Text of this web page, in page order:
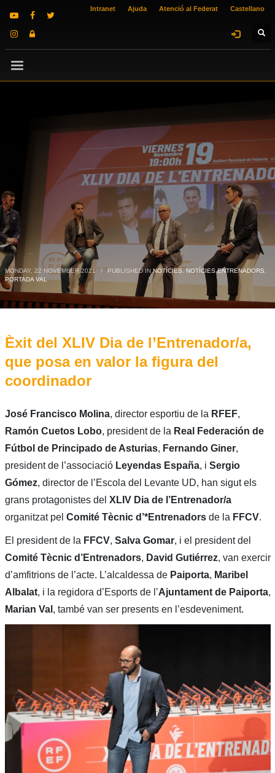
Intranet Ajuda Atenció al Federat Castellano
MONDAY, 22 NOVEMBER 2021 / PUBLISHED INNOTÍCIES,NOTÍCIES ENTRENADORS
PORTADA VAL
Èxit del XLIV Dia de l’Entrenador/a,
que posa en valor la figura del
coordinador
José Francisco Molina, director esportiu de la RFEF,
Ramón Cuetos Lobo, president de la Real Federación de
Fútbol de Principado de Asturias, Fernando Giner,
president de l’associació Leyendas España, i Sergio
Gómez, director de l’Escola del Levante UD, han sigut els
grans protagonistes del XLIV Dia de l’Entrenador/a
organitzat pel Comité Tècnic d’*Entrenadors de la FFCV.
El president de la FFCV, Salva Gomar, i el president del
Comité Tècnic d’Entrenadors, David Gutiérrez, van exercir
d’amfitrions de l’acte. L’alcaldessa de Paiporta, Maribel
Albalat, i la regidora d’Esports de l’Ajuntament de Paiporta,
Marian Val , també van ser presents en l’esdeveniment.